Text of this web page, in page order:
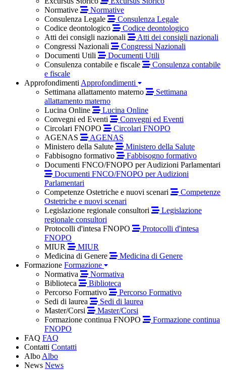
Normative
Normative
Consulenza Legale
Consulenza Legale
Codice deontologico
Codice deontologico
Atti dei consigli nazionali
Atti dei consigli nazionali
Congressi Nazionali
Congressi Nazionali
Documenti Utili
Documenti Utili
Consulenza contabile e fiscale
Consulenza contabile
e fiscale
Approfondimenti Approfondimenti
Settimana allattamento materno
Settimana
allattamento materno
Lucina Online
Lucina Online
Convegni ed Eventi
Convegni ed Eventi
Circolari FNOPO
Circolari FNOPO
AGENAS
AGENAS
Ministero della Salute
Ministero della Salute
Fabbisogno formativo
Fabbisogno formativo
Documenti FNCO/FNOPO per Audizioni Parlamentari
Documenti FNCO/FNOPO per Audizioni
Parlamentari
Competenze Ostetriche e nuovi scenari
Competenze
Ostetriche e nuovi scenari
Legislazione regionale consultori
Legislazione
regionale consultori
Protocolli d'intesa FNOPO
Protocolli d'intesa
FNOPO
MIUR
MIUR
Medicina di Genere
Medicina di Genere
Formazione Formazione
Normativa
Normativa
Biblioteca
Biblioteca
Percorso Formativo
Percorso Formativo
Sedi di laurea
Sedi di laurea
Master/Corsi
Master/Corsi
Formazione continua FNOPO
Formazione continua
FNOPO
FAQ FAQ
Contatti Contatti
Albo Albo
News News